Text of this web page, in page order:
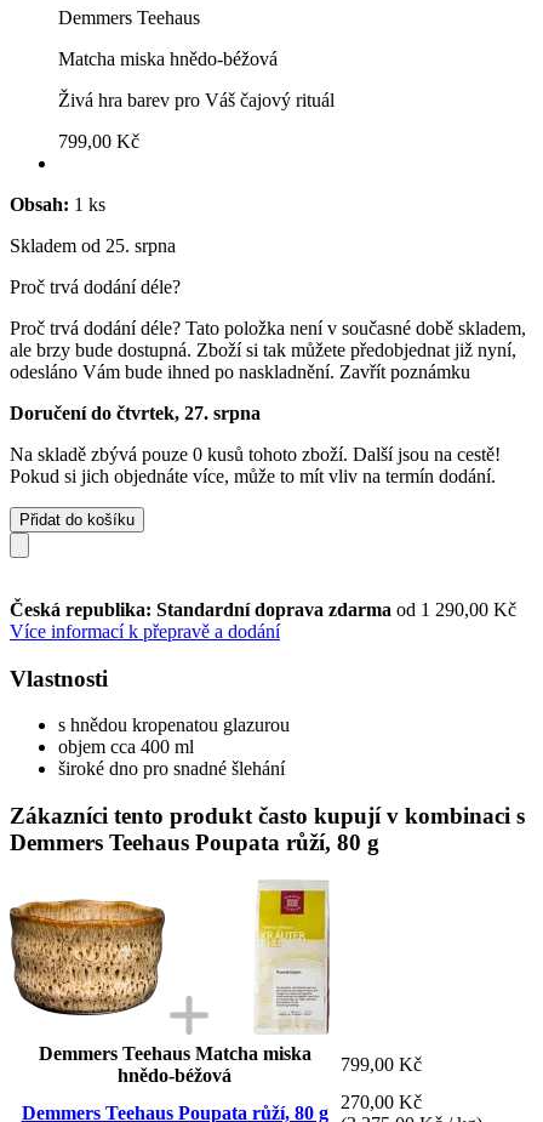
Demmers Teehaus
Matcha miska hnědo-béžová
Živá hra barev pro Váš čajový rituál
799,00 Kč
Obsah: 1 ks
Skladem od 25. srpna
Proč trvá dodání déle?
Proč trvá dodání déle? Tato položka není v současné době skladem,
ale brzy bude dostupná. Zboží si tak můžete předobjednat již nyní,
odesláno Vám bude ihned po naskladnění. Zavřít poznámku
Doručení do čtvrtek, 27. srpna
Na skladě zbývá pouze 0 kusů tohoto zboží. Další jsou na cestě!
Pokud si jich objednáte více, může to mít vliv na termín dodání.
Přidat do košíku
Česká republika: Standardní doprava zdarma od 1 290,00 Kč
Více informací k přepravě a dodání
Vlastnosti
s hnědou kropenatou glazurou
objem cca 400 ml
široké dno pro snadné šlehání
Zákazníci tento produkt často kupují v kombinaci s
Demmers Teehaus Poupata růží, 80 g
Demmers Teehaus Matcha miska
hnědo-béžová
799,00 Kč
Demmers Teehaus Poupata růží, 80 g
270,00 Kč